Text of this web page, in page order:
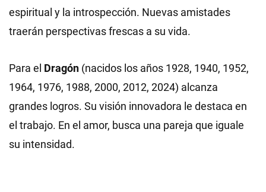
espiritual y la introspección. Nuevas amistades
traerán perspectivas frescas a su vida.
Para el Dragón (nacidos los años 1928, 1940, 1952,
1964, 1976, 1988, 2000, 2012, 2024) alcanza
grandes logros. Su visión innovadora le destaca en
el trabajo. En el amor, busca una pareja que iguale
su intensidad.